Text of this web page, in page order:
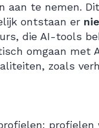
aan te nemen.
ontstaan er
die AI-tools
omgaan met
zoals